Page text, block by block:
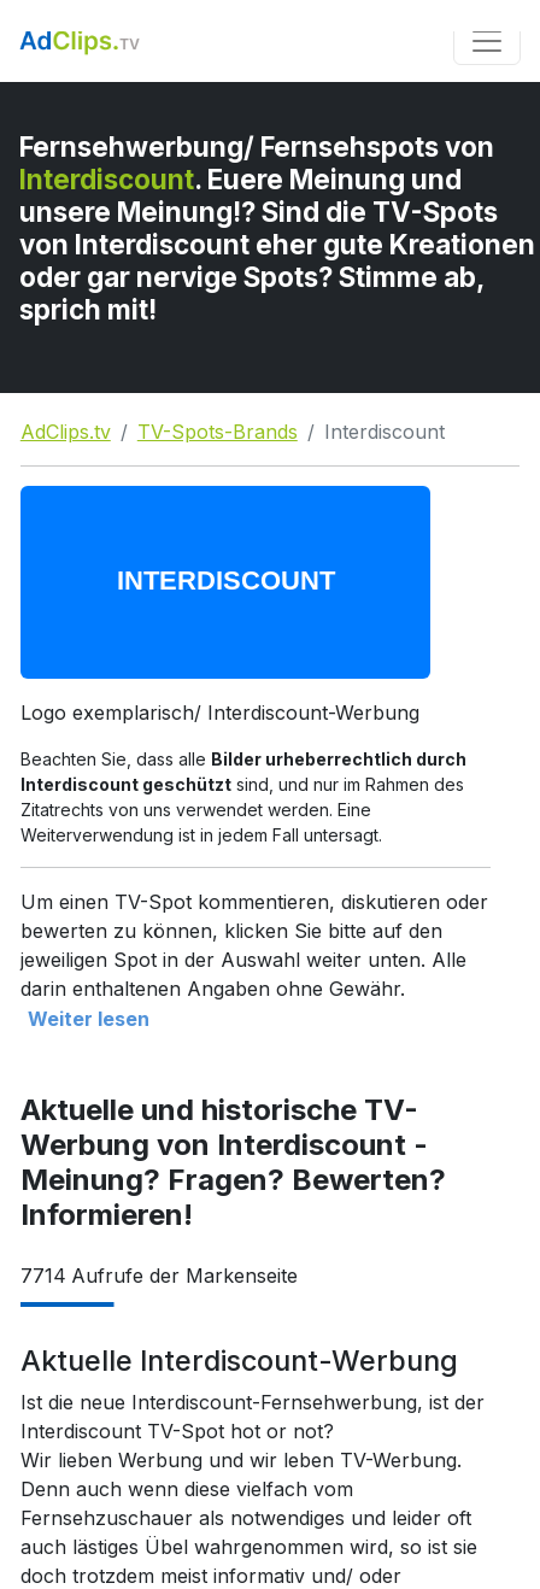
Fernsehwerbung/ Fernsehspots von
Interdiscount. Euere Meinung und
unsere Meinung!? Sind die TV-Spots
von Interdiscount eher gute Kreationen
oder gar nervige Spots? Stimme ab,
sprich mit!
AdClips.tv TV-Spots-Brands Interdiscount
Logo exemplarisch/ Interdiscount-Werbung
Beachten Sie, dass alle Bilder urheberrechtlich durch
Interdiscount geschütztsind, und nur im Rahmen des
Zitatrechts von uns verwendet werden. Eine
Weiterverwendung ist in jedem Fall untersagt.
Um einen TV-Spot kommentieren, diskutieren oder
bewerten zu können, klicken Sie bitte auf den
jeweiligen Spot in der Auswahl weiter unten. Alle
darin enthaltenen Angaben ohne Gewähr.
Weiter lesen
Aktuelle und historische TV-
Werbung von Interdiscount -
Meinung? Fragen? Bewerten?
Informieren!
7714 Aufrufe der Markenseite
Aktuelle Interdiscount-Werbung
Ist die neue Interdiscount-Fernsehwerbung, ist der
Interdiscount TV-Spot hot or not?
Wir lieben Werbung und wir leben TV-Werbung.
Denn auch wenn diese vielfach vom
Fernsehzuschauer als notwendiges und leider oft
auch lästiges Übel wahrgenommen wird, so ist sie
doch trotzdem meist informativ und/ oder